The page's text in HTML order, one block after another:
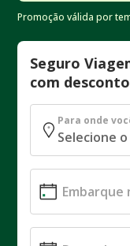
Promoção válida por
Seguro
com desconto
Para onde